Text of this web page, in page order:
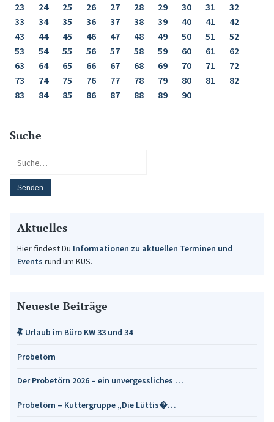
23
24 25 26 27 28 29 30 31
32
33
34 35 36 37 38 39 40 41
42
43
44 45 46 47 48 49 50 51
52
53
54 55 56 57 58 59 60 61
62
63
64 65 66 67 68 69 70 71
72
73
74 75 76 77 78 79 80 81
82
83
84 85 86 87 88 89 90
Suche
Aktuelles
Hier findest Du Informationen zu aktuellen Terminen und
Events rund um KUS.
Neueste Beiträge
Urlaub im Büro KW 33 und 34
Probetörn
Der Probetörn 2026 – ein unvergessliches …
Probetörn – Kuttergruppe „Die Lüttis�…